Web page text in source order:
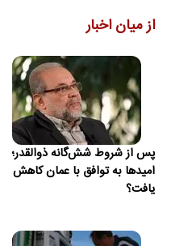
از میان اخبار
پس از شروط شش‌گانه ذوالقدر؛
امیدها به توافق با عمان کاهش
یافت؟